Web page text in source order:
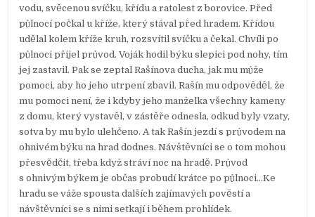
vodu, svěcenou svíčku, křídu a ratolest z borovice. Před
půlnocí počkal u kříže, který stával před hradem. Křídou
udělal kolem kříže kruh, rozsvítil svíčku a čekal. Chvíli po
půlnoci přijel průvod. Voják hodil býku slepici pod nohy, tím
jej zastavil. Pak se zeptal Rašínova ducha, jak mu může
pomoci, aby ho jeho utrpení zbavil. Rašín mu odpověděl, že
mu pomoci není, že i kdyby jeho manželka všechny kameny
z domu, který vystavěl, v zástěře odnesla, odkud byly vzaty,
sotva by mu bylo ulehčeno. A tak Rašín jezdí s průvodem na
ohnivém býku na hrad dodnes. Návštěvníci se o tom mohou
přesvědčit, třeba když stráví noc na hradě. Průvod
s ohnivým býkem je občas probudí krátce po půlnoci…Ke
hradu se váže spousta dalších zajímavých pověstí a
návštěvníci se s nimi setkají i během prohlídek.